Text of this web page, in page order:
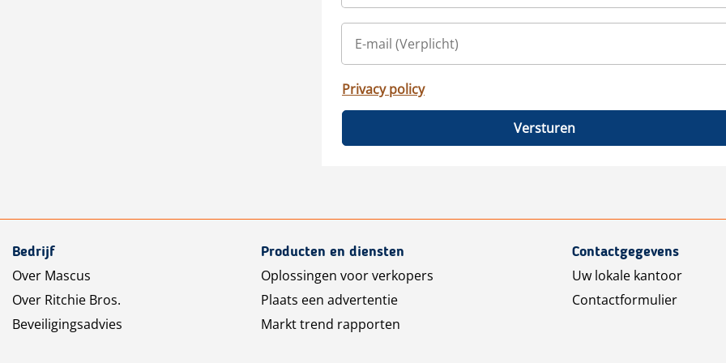
Privacy policy
Versturen
Bedrijf
Over Mascus
Over Ritchie Bros.
Beveiligingsadvies
Producten en diensten
Oplossingen voor verkopers
Plaats een advertentie
Markt trend rapporten
Contactgegevens
Uw lokale kantoor
Contactformulier